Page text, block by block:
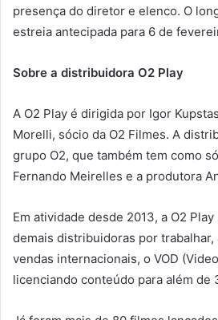
presença do diretor e elenco. O
estreia antecipada para 6 de
Sobre a distribuidora O2 Play
A O2 Play é dirigida por Igor
Morelli, sócio da O2 Filmes. A
grupo O2, que também tem como
Fernando Meirelles e a produtora
Em atividade desde 2013, a O2
demais distribuidoras por trabalhar,
vendas internacionais, o VOD
licenciando conteúdo para além de